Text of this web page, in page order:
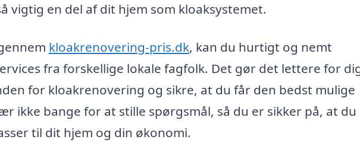
vigtig en del af dit hjem som kloaksystemet.
kloakrenovering-pris.dk, kan du hurtigt og nemt
fra forskellige lokale fagfolk. Det gør det lettere for
for kloakrenovering og sikre, at du får den bedst mulige
ikke bange for at stille spørgsmål, så du er sikker på, at du
til dit hjem og din økonomi.